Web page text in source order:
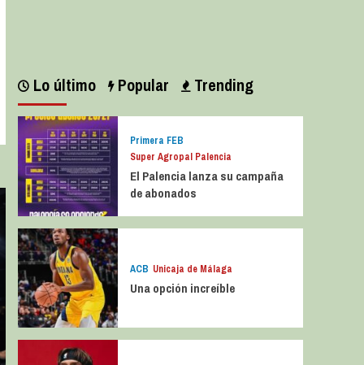
Lo último Popular Trending
Primera FEB
Super Agropal Palencia
El Palencia lanza su campaña
de abonados
ACB Unicaja de Málaga
Una opción increíble